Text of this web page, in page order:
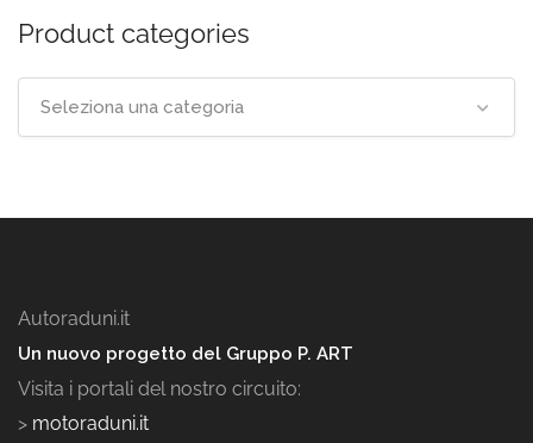
Product categories
Seleziona una categoria
Autoraduni.it
Un nuovo progetto del Gruppo P. ART
Visita i portali del nostro circuito:
> motoraduni.it